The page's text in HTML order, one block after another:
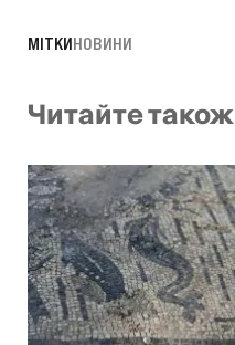
МІТКИНОВИНИ
Читайте також